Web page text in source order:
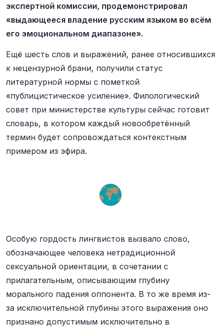
экспертной комиссии, продемонстрировал
«выдающееся владение русским языком во всём
его эмоциональном диапазоне».
Ещё шесть слов и выражений, ранее относившихся
к нецензурной брани, получили статус
литературной нормы с пометкой
«публицистическое усиление». Филологический
совет при министерстве культуры сейчас готовит
словарь, в котором каждый новообретённый
термин будет сопровождаться контекстным
примером из эфира.
Особую гордость лингвистов вызвало слово,
обозначающее человека нетрадиционной
сексуальной ориентации, в сочетании с
прилагательным, описывающим глубину
морального падения оппонента. В то же время из-
за исключительной глубины этого выражения оно
признано допустимым исключительно в